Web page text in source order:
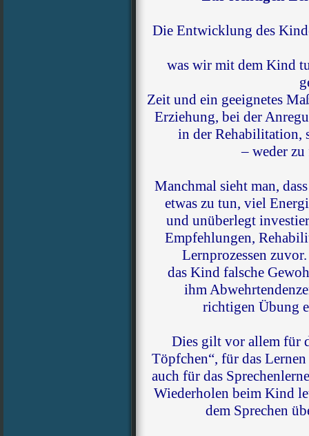
Die Entwicklung des
was wir mit dem Kind
Zeit und ein geeignetes
Erziehung, bei der
in der Rehabilitation,
– weder
Manchmal sieht man,
etwas zu tun, viel
und unüberlegt
Empfehlungen,
Lernprozessen
das Kind falsche
ihm
richtigen Übung
Dies gilt vor allem für
Töpfchen“, für das
auch für das
Wiederholen beim Kind
dem Sprechen